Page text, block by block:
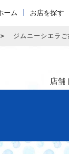
ーム お店を探す
ジムニーシエラ
店舗